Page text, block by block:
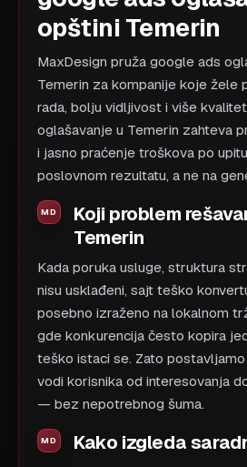
opštini Temerin
MaxDesign pruža google ads
Temerin za kompanije koje žele
rada, bolju vidljivost i više
oglašavanje u Temerin zahteva
i jasno praćenje troškova po
poslovnom rezultatu, a ne na
Koji problem
Temerin
Kada poruka usluge, struktura
nisu usklađeni, sajt teško
posebno izraženo na lokalnom
gde konkurencija često kopira
teško istaci se. Zato
vodi korisnika od interesovanja
— bez nepotrebnog šuma.
Kako izgleda